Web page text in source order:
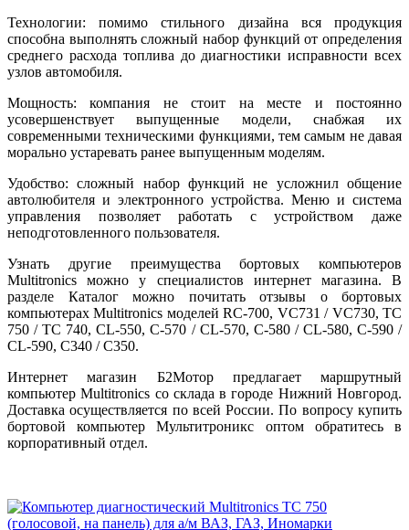
Технологии: помимо стильного дизайна вся продукция
способна выполнять сложный набор функций от определения
среднего расхода топлива до диагностики исправности всех
узлов автомобиля.
Мощность: компания не стоит на месте и постоянно
усовершенствует выпущенные модели, снабжая их
современными техническими функциями, тем самым не давая
морально устаревать ранее выпущенным моделям.
Удобство: сложный набор функций не усложнил общение
автолюбителя и электронного устройства. Меню и система
управления позволяет работать с устройством даже
неподготовленного пользователя.
Узнать другие преимущества бортовых компьютеров
Multitronics можно у специалистов интернет магазина. В
разделе Каталог можно почитать отзывы о бортовых
компьютерах Multitronics моделей RC-700, VC731 / VC730, TC
750 / TC 740, CL-550, С-570 / CL-570, C-580 / CL-580, C-590 /
CL-590, C340 / C350.
Интернет магазин Б2Мотор предлагает маршрутный
компьютер Multitronics со склада в городе Нижний Новгород.
Доставка осуществляется по всей России. По вопросу купить
бортовой компьютер Мультитроникс оптом обратитесь в
корпоративный отдел.